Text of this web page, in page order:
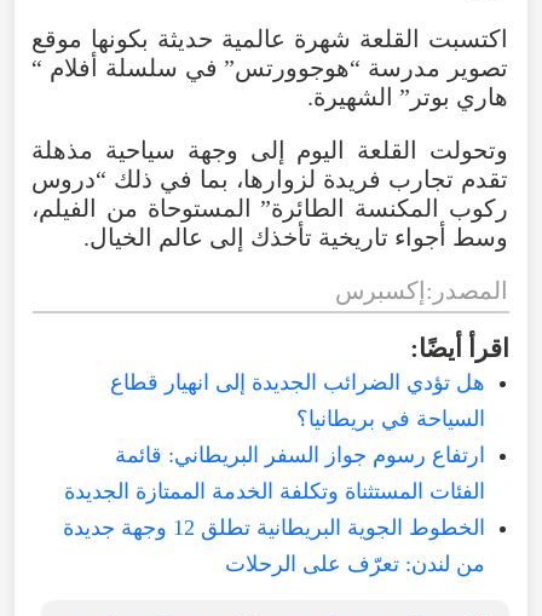
اكتسبت القلعة شهرة عالمية حديثة بكونها موقع
تصوير
مدرسة “هوجوورتس” في سلسلة أفلام “
هاري بوتر ” الشهيرة.
وتحولت القلعة اليوم إلى وجهة سياحية مذهلة
تقدم تجارب فريدة لزوارها، بما في ذلك “دروس
ركوب المكنسة الطائرة” المستوحاة من الفيلم،
وسط أجواء تاريخية تأخذك إلى عالم الخيال.
المصدر:إكسبرس
اقرأ أيضًا:
هل تؤدي الضرائب الجديدة إلى انهيار قطاع
السياحة في بريطانيا؟
ارتفاع رسوم جواز السفر البريطاني: قائمة
الفئات المستثناة وتكلفة الخدمة الممتازة الجديدة
الخطوط الجوية البريطانية تطلق 12 وجهة جديدة
من لندن: تعرّف على الرحلات